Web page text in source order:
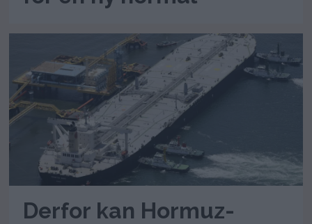
Derfor kan Hormuz-